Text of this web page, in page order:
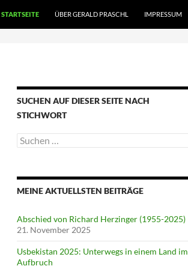
STARTSEITE ÜBER GERALD PRASCHL IMPRESSUM
SUCHEN AUF DIESER SEITE NACH
STICHWORT
Suche
nach:
MEINE AKTUELLSTEN BEITRÄGE
Abschied von Richard Herzinger (1955-2025)
21. November 2025
Usbekistan 2025: Unterwegs in einem Land im
Aufbruch